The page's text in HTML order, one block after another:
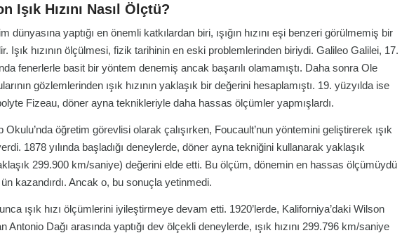
Işık Hızını Nasıl Ölçtü?
dünyasına yaptığı en önemli katkılardan biri, ışığın hızını eşi benzeri görülmemiş bir
Işık hızının ölçülmesi, fizik tarihinin en eski problemlerinden biriydi. Galileo Galilei, 17.
fenerlerle basit bir yöntem denemiş ancak başarılı olamamıştı. Daha sonra Ole
gözlemlerinden ışık hızının yaklaşık bir değerini hesaplamıştı. 19. yüzyılda ise
Fizeau, döner ayna teknikleriyle daha hassas ölçümler yapmışlardı.
öğretim görevlisi olarak çalışırken, Foucault’nun yöntemini geliştirerek ışık
1878 yılında başladığı deneylerde, döner ayna tekniğini kullanarak yaklaşık
299.900 km/saniye) değerini elde etti. Bu ölçüm, dönemin en hassas ölçümüydü
kazandırdı. Ancak o, bu sonuçla yetinmedi.
ışık hızı ölçümlerini iyileştirmeye devam etti. 1920’lerde, Kaliforniya’daki Wilson
Antonio Dağı arasında yaptığı dev ölçekli deneylerde, ışık hızını 299.796 km/saniye